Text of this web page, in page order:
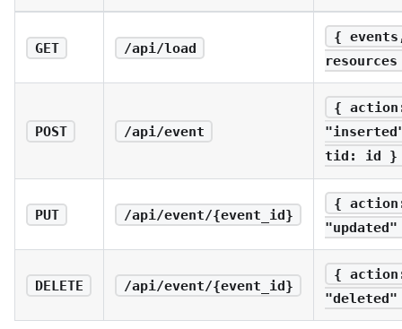
GET /api/load
{
POST /api/event
{
tid: id }
PUT /api/event/{event_id}
{
DELETE /api/event/{event_id}
{